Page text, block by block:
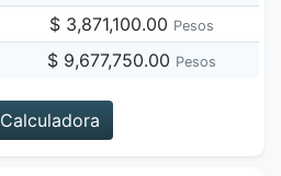
$ 3,871,100.00 Pesos
$ 9,677,750.00 Pesos
Calculadora